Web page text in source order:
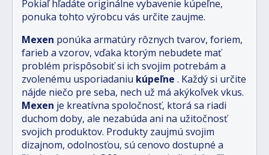
Pokiaľ hľadáte originálne vybavenie kúpeľne,
ponuka tohto výrobcu vás určite zaujme.
Mexen ponúka armatúry rôznych tvarov, foriem,
farieb a vzorov, vďaka ktorým nebudete mať
problém prispôsobiť si ich svojim potrebám a
zvolenému usporiadaniu kúpeľne . Každý si určite
nájde niečo pre seba, nech už má akýkoľvek vkus.
Mexen je kreatívna spoločnosť, ktorá sa riadi
duchom doby, ale nezabúda ani na užitočnosť
svojich produktov. Produkty zaujmú svojim
dizajnom, odolnosťou, sú cenovo dostupné a